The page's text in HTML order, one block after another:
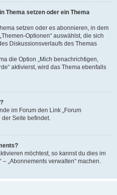
Thema setzen oder ein Thema
setzen oder es abonnieren, in dem
Optionen“ auswählst, die sich
Diskussionsverlaufs des Themas
die Option „Mich benachrichtigen,
aktivierst, wird das Thema ebenfalls
im Forum den Link „Forum
der Seite befindet.
möchtest, so kannst du dies im
„Abonnements verwalten“ machen.